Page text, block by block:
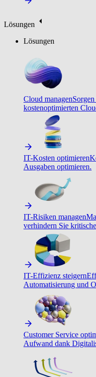
Lösungen
Lösungen
Cloud managen
kostenoptimierten
IT-Kosten optimieren
Ausgaben optimieren.
IT-Risiken managen
verhindern Sie
IT-Effizienz steigern
Automatisierung und
Customer Service
Aufwand dank